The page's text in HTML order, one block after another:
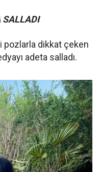
SALLADI
pozlarla dikkat çeken
adeta salladı.